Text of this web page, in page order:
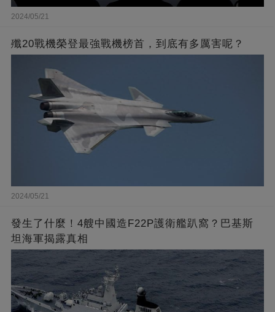
2024/05/21
殲20戰機榮登最強戰機榜首，到底有多厲害呢？
2024/05/21
發生了什麼！4艘中國造F22P護衛艦趴窩？巴基斯
坦海軍揭露真相